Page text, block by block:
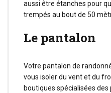
aussi être étanches pour
trempés au bout de 50
Le pantalon
Votre pantalon de
vous isoler du vent et du
boutiques spécialisées